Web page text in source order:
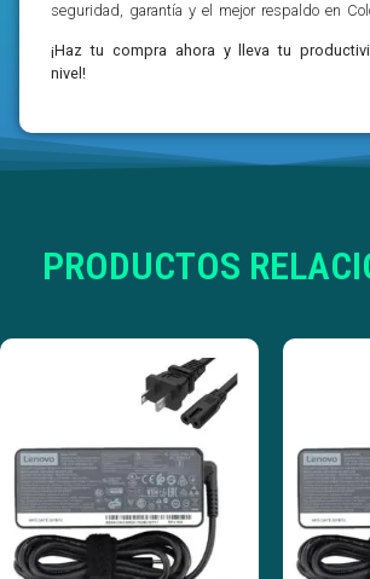
seguridad, garantía y el mejor respaldo en
¡Haz tu compra ahora y lleva tu
nivel!
PRODUCTOS